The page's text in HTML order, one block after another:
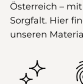
Österreich – mit
Sorgfalt. Hier
unseren